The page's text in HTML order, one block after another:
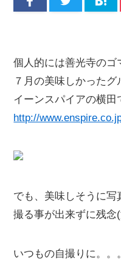
個人的には善光寺のゴ
７月の美味しかったグ
イーンスパイアの横田
http://
でも、美味しそうに写
撮る事が出来ずに残念
いつもの自撮りに。。